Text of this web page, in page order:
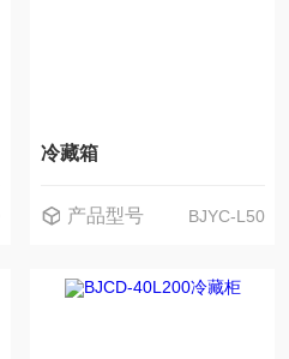
冷藏箱
产品型号 BJYC-L50